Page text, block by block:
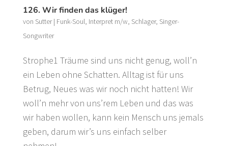
126. Wir finden das klüger!
von Sutter| Funk-Soul, Interpret m/w, Schlager, Singer-
Songwriter
Strophe1 Träume sind uns nicht genug, woll’n
ein Leben ohne Schatten. Alltag ist für uns
Betrug, Neues was wir noch nicht hatten! Wir
woll’n mehr von uns’rem Leben und das was
wir haben wollen, kann kein Mensch uns jemals
geben, darum wir’s uns einfach selber